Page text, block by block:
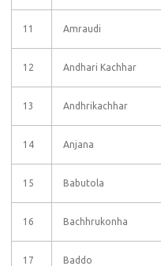
11 Amraudi
12 Andhari Kachhar
13 Andhrikachhar
14 Anjana
15 Babutola
16 Bachhrukonha
17 Baddo